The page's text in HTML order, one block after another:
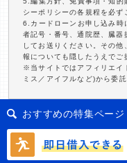
シーポリシーの各規程を必ず
6.カードローンお申し込み時
者記号・番号、通院歴、臓
してお送りください。その
報についても隠したうえでご
※当サイトではアフィリエイ
ミス／アイフルなど)から委
おすすめの特集ページ